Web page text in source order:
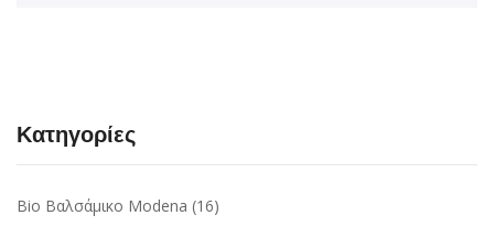
Κατηγορίες
Bio Βαλσάμικο Modena (16)